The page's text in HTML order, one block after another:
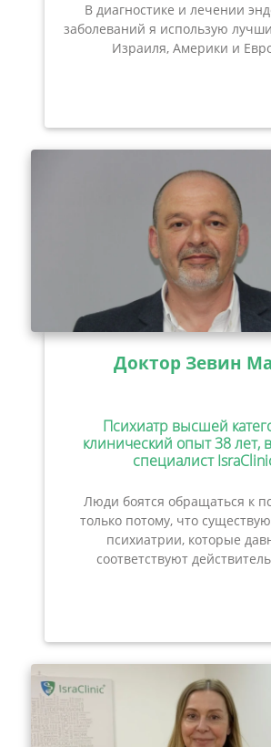
В диагностике и лечении
заболеваний я использую
Израиля, Америки и
Доктор Зевин
Психиатр высшей
клинический опыт 38 лет,
специалист
Люди боятся обращаться к
только потому, что
психиатрии, которые
соответствуют